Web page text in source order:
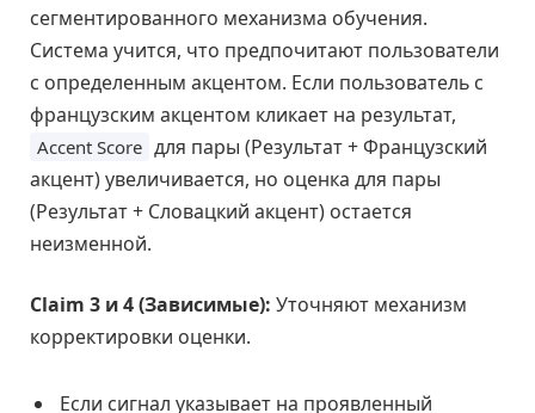
сегментированного механизма обучения.
Система учится, что предпочитают пользователи
с определенным акцентом. Если пользователь с
французским акцентом кликает на результат,
Accent Score для пары (Результат + Французский
акцент) увеличивается, но оценка для пары
(Результат + Словацкий акцент) остается
неизменной.
Claim 3 и 4 (Зависимые): Уточняют механизм
корректировки оценки.
Если сигнал указывает на проявленный